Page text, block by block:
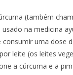
(também
na medicina
uma dose
leite (os leites
a cúrcuma e a